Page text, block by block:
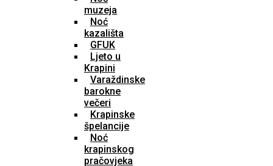
muzeja
Noć
kazališta
GFUK
Ljeto u
Krapini
Varaždinske
barokne
večeri
Krapinske
špelancije
Noć
krapinskog
pračovjeka